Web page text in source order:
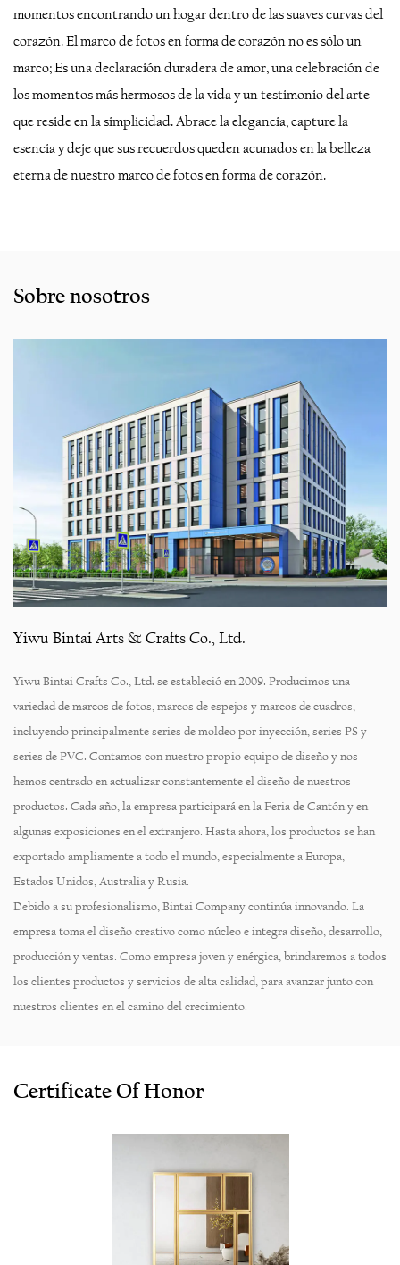
momentos encontrando un hogar dentro de las suaves curvas del
corazón. El marco de fotos en forma de corazón no es sólo un
marco; Es una declaración duradera de amor, una celebración de
los momentos más hermosos de la vida y un testimonio del arte
que reside en la simplicidad. Abrace la elegancia, capture la
esencia y deje que sus recuerdos queden acunados en la belleza
eterna de nuestro marco de fotos en forma de corazón.
Sobre nosotros
Yiwu Bintai Arts & Crafts Co., Ltd.
Yiwu Bintai Crafts Co., Ltd. se estableció en 2009. Producimos una
variedad de marcos de fotos, marcos de espejos y marcos de cuadros,
incluyendo principalmente series de moldeo por inyección, series PS y
series de PVC. Contamos con nuestro propio equipo de diseño y nos
hemos centrado en actualizar constantemente el diseño de nuestros
productos. Cada año, la empresa participará en la Feria de Cantón y en
algunas exposiciones en el extranjero. Hasta ahora, los productos se han
exportado ampliamente a todo el mundo, especialmente a Europa,
Estados Unidos, Australia y Rusia.
Debido a su profesionalismo, Bintai Company continúa innovando. La
empresa toma el diseño creativo como núcleo e integra diseño, desarrollo,
producción y ventas. Como empresa joven y enérgica, brindaremos a todos
los clientes productos y servicios de alta calidad, para avanzar junto con
nuestros clientes en el camino del crecimiento.
Certificate Of Honor